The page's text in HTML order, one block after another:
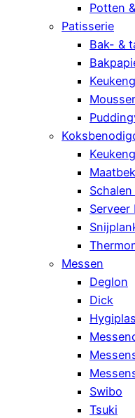
Potten
Patisserie
Bak- &
Messen
Deglon
Dick
Hygiplas
Swibo
Tsuki